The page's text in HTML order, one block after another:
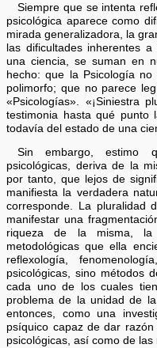
Siempre que se intenta
psicológica aparece como
mirada generalizadora, la
las dificultades inherentes
una ciencia, se suman en
hecho: que la Psicología
polimorfo; que no parece
«Psicologías». «¡Siniestra
testimonia hasta qué punto
todavía del estado de una
Sin embargo, estimo
psicológicas, deriva de la
por tanto, que lejos de
manifiesta la verdadera
corresponde. La pluralidad
manifestar una
riqueza de la misma, la
metodológicas que ella
reflexología,
psicológicas, sino métodos
cada uno de los cuales
problema de la unidad de
entonces, como una
psíquico capaz de dar
psicológicas, así como de